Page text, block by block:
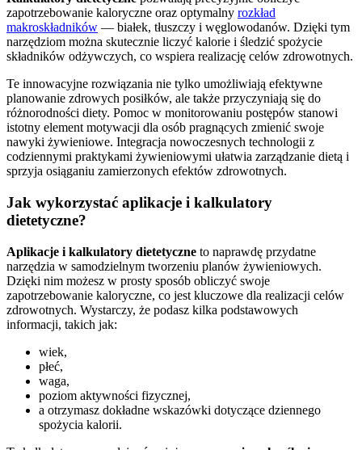
zapotrzebowanie kaloryczne oraz optymalny rozkład
makroskładników — białek, tłuszczy i węglowodanów. Dzięki tym
narzędziom można skutecznie liczyć kalorie i śledzić spożycie
składników odżywczych, co wspiera realizację celów zdrowotnych.
Te innowacyjne rozwiązania nie tylko umożliwiają efektywne
planowanie zdrowych posiłków, ale także przyczyniają się do
różnorodności diety. Pomoc w monitorowaniu postępów stanowi
istotny element motywacji dla osób pragnących zmienić swoje
nawyki żywieniowe. Integracja nowoczesnych technologii z
codziennymi praktykami żywieniowymi ułatwia zarządzanie dietą i
sprzyja osiąganiu zamierzonych efektów zdrowotnych.
Jak wykorzystać aplikacje i kalkulatory
dietetyczne?
Aplikacje i kalkulatory dietetyczne to naprawdę przydatne
narzędzia w samodzielnym tworzeniu planów żywieniowych.
Dzięki nim możesz w prosty sposób obliczyć swoje
zapotrzebowanie kaloryczne, co jest kluczowe dla realizacji celów
zdrowotnych. Wystarczy, że podasz kilka podstawowych
informacji, takich jak:
wiek,
płeć,
waga,
poziom aktywności fizycznej,
a otrzymasz dokładne wskazówki dotyczące dziennego
spożycia kalorii.